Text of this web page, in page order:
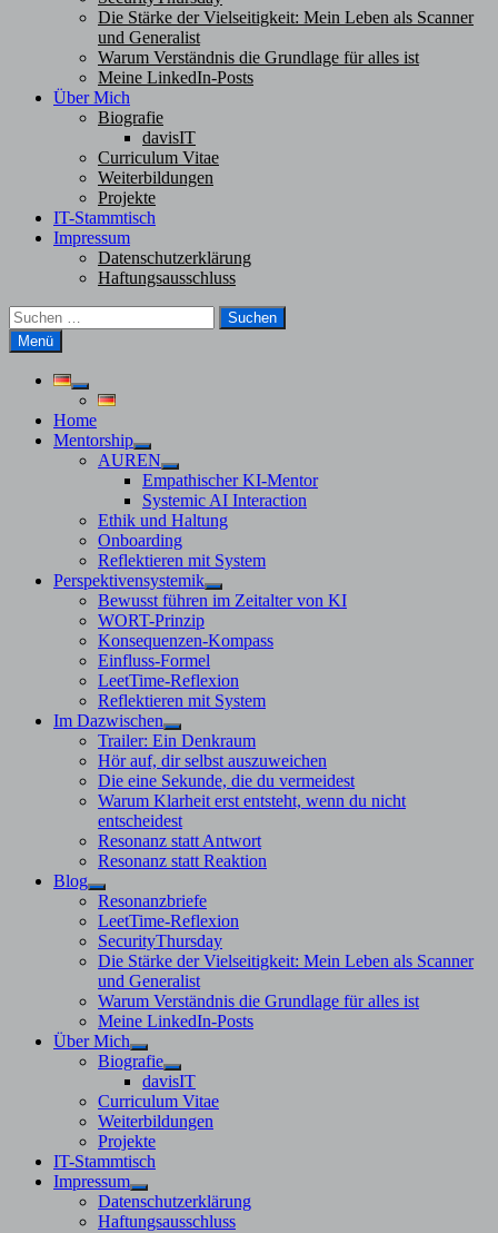
Die Stärke der Vielseitigkeit: Mein Leben als Scanner
und Generalist
Warum Verständnis die Grundlage für alles ist
Meine LinkedIn-Posts
Über Mich
Biografie
davisIT
Curriculum Vitae
Weiterbildungen
Projekte
IT-Stammtisch
Impressum
Datenschutzerklärung
Haftungsausschluss
Suchen
nach:
Menü
Untermenü
anzeigen
Home
Mentorship
Untermenü
anzeigen
AUREN
Untermenü
anzeigen
Empathischer KI-Mentor
Systemic AI Interaction
Ethik und Haltung
Onboarding
Reflektieren mit System
Perspektivensystemik
Untermenü
anzeigen
Bewusst führen im Zeitalter von KI
WORT-Prinzip
Konsequenzen-Kompass
Einfluss-Formel
LeetTime-Reflexion
Reflektieren mit System
Im Dazwischen
Untermenü
anzeigen
Trailer: Ein Denkraum
Hör auf, dir selbst auszuweichen
Die eine Sekunde, die du vermeidest
Warum Klarheit erst entsteht, wenn du nicht
entscheidest
Resonanz statt Antwort
Resonanz statt Reaktion
Blog
Untermenü
anzeigen
Resonanzbriefe
LeetTime-Reflexion
SecurityThursday
Die Stärke der Vielseitigkeit: Mein Leben als Scanner
und Generalist
Warum Verständnis die Grundlage für alles ist
Meine LinkedIn-Posts
Über Mich
Untermenü
anzeigen
Biografie
Untermenü
anzeigen
davisIT
Curriculum Vitae
Weiterbildungen
Projekte
IT-Stammtisch
Impressum
Untermenü
anzeigen
Datenschutzerklärung
Haftungsausschluss